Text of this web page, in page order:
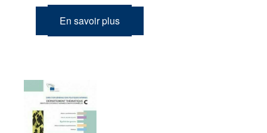
En savoir plus